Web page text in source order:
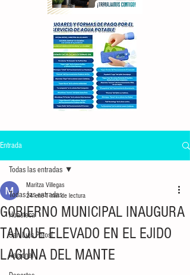
Entrada
Todas las entradas
Huasteca
San Luis Potosí
Nacional
Todas las entradas
GOBIERNO MUNICIPAL INAUGURA
TANQUE ELEVADO EN EL EJIDO
LAGUNA DEL MANTE
Maritza Villegas
24 ene1 min de lectura